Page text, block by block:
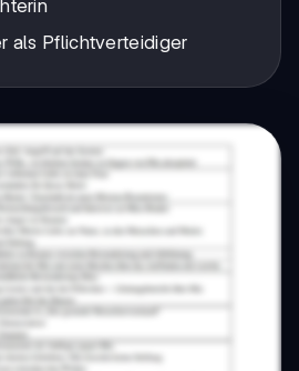
als Pflichtverteidiger